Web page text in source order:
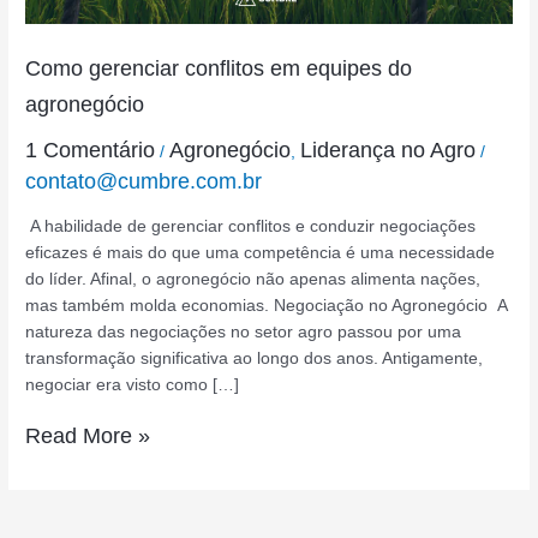
Como gerenciar conflitos em equipes do
agronegócio
1 Comentário /Agronegócio, Liderança no Agro /
contato@cumbre.com.br
A habilidade de gerenciar conflitos e conduzir negociações
eficazes é mais do que uma competência é uma necessidade
do líder. Afinal, o agronegócio não apenas alimenta nações,
mas também molda economias. Negociação no Agronegócio A
natureza das negociações no setor agro passou por uma
transformação significativa ao longo dos anos. Antigamente,
negociar era visto como […]
Read More »